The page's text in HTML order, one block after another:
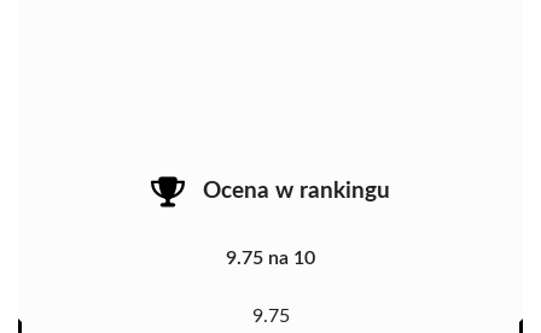
Ocena w rankingu
9.75 na 10
9.75